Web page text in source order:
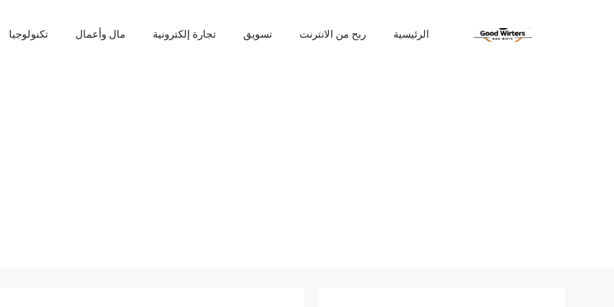
الرئيسية ربح من الانترنت تسويق تجارة إلكترونية مال وأعمال تكنولوجيا